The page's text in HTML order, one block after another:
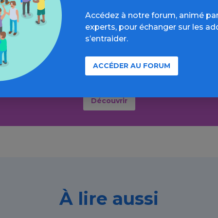
loin sur l’espace Trouble
parcours d’évaluations, bonnes pratiques,
annuaires, ressources, actualités...
Découvrir
À lire aussi
Accédez à notre forum, animé
experts, pour échanger sur les
s’entraider.
ACCÉDER AU FORUM